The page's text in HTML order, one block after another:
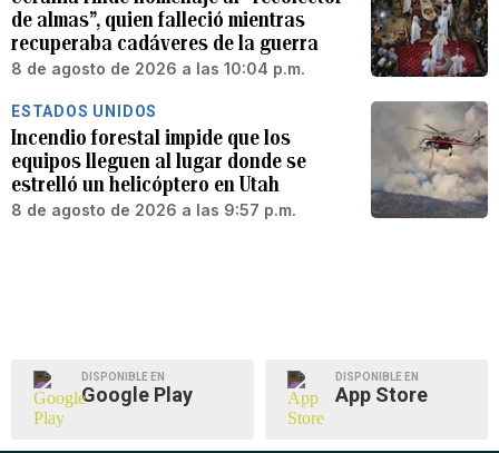
de almas”, quien falleció mientras
recuperaba cadáveres de la guerra
8 de agosto de 2026 a las 10:04 p.m.
ESTADOS UNIDOS
Incendio forestal impide que los
equipos lleguen al lugar donde se
estrelló un helicóptero en Utah
8 de agosto de 2026 a las 9:57 p.m.
DISPONIBLE EN
Google Play
DISPONIBLE EN
App Store